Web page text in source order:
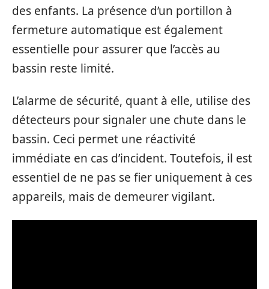
des enfants. La présence d’un portillon à
fermeture automatique est également
essentielle pour assurer que l’accès au
bassin reste limité.
L’alarme de sécurité, quant à elle, utilise des
détecteurs pour signaler une chute dans le
bassin. Ceci permet une réactivité
immédiate en cas d’incident. Toutefois, il est
essentiel de ne pas se fier uniquement à ces
appareils, mais de demeurer vigilant.